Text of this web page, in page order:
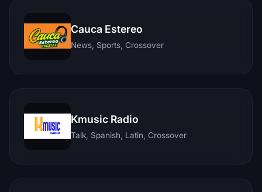
Cauca Estereo
News, Sports, Crossover
Kmusic Radio
Talk, Spanish, Latin, Crossover